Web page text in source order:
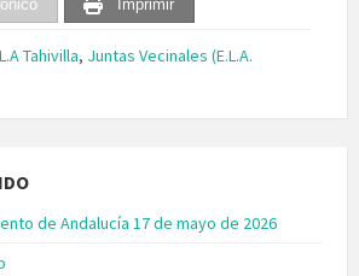
Imprimir
Tahivilla, Juntas Vecinales (E.L.A.
de Andalucía 17 de mayo de 2026